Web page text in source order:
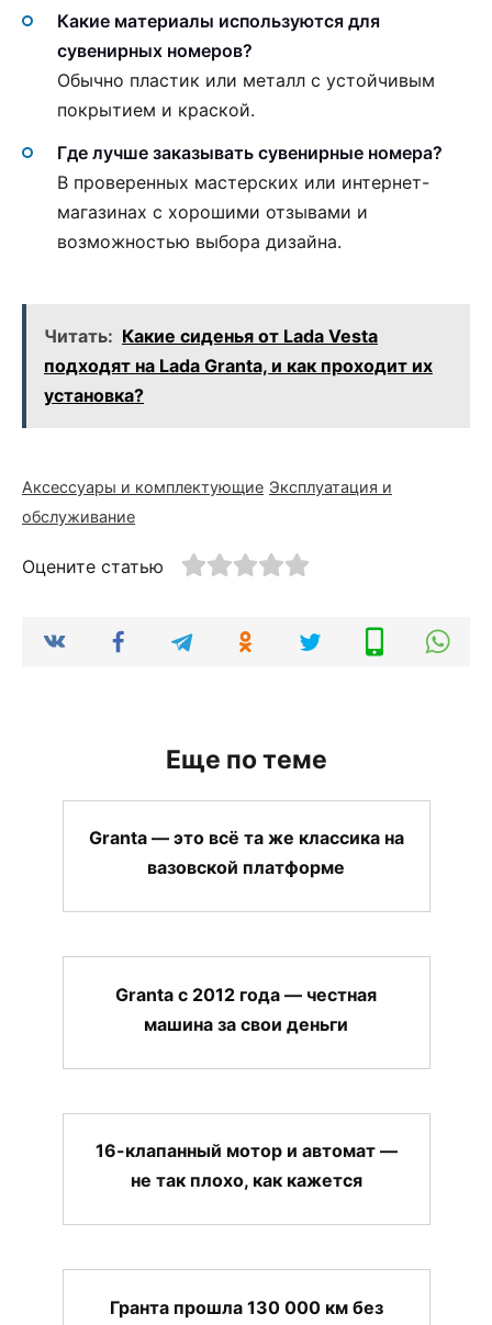
Какие материалы используются для
сувенирных номеров?
Обычно пластик или металл с устойчивым
покрытием и краской.
Где лучше заказывать сувенирные номера?
В проверенных мастерских или интернет-
магазинах с хорошими отзывами и
возможностью выбора дизайна.
Читать: Какие сиденья от Lada Vesta
подходят на Lada Granta, и как проходит их
установка?
Аксессуары и комплектующие Эксплуатация и
обслуживание
Оцените статью
Еще по теме
Granta — это всё та же классика на
вазовской платформе
Granta с 2012 года — честная
машина за свои деньги
16-клапанный мотор и автомат —
не так плохо, как кажется
Гранта прошла 130 000 км без